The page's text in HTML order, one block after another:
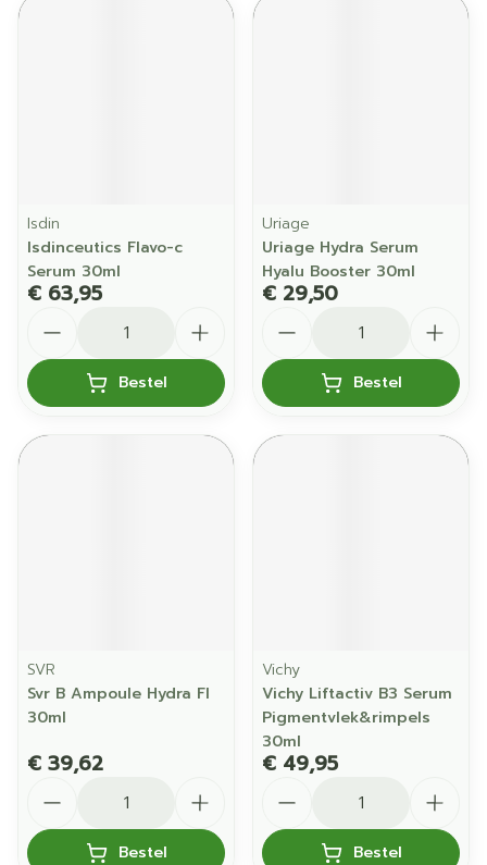
Isdin
Isdinceutics Flavo-c
Serum 30ml
€ 63,95
Bestel
Uriage
Uriage Hydra Serum
Hyalu Booster 30ml
€ 29,50
Bestel
SVR
Svr B Ampoule Hydra Fl
30ml
€ 39,62
Bestel
Vichy
Vichy Liftactiv B3 Serum
Pigmentvlek&rimpels
30ml
€ 49,95
Bestel